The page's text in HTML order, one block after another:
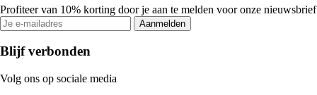
Profiteer van 10% korting door je aan te melden voor onze nieuwsbrief
Aanmelden
Blijf verbonden
Volg ons op sociale media